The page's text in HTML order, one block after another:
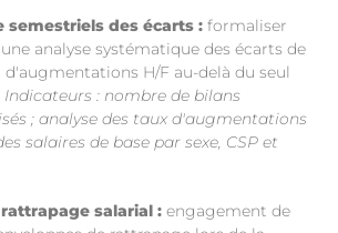
semestriels des écarts : formaliser
analyse systématique des écarts de
H/F au-delà du seul
Indicateurs : nombre de bilans
; analyse des taux d'augmentations
salaires de base par sexe, CSP et
salarial : engagement de